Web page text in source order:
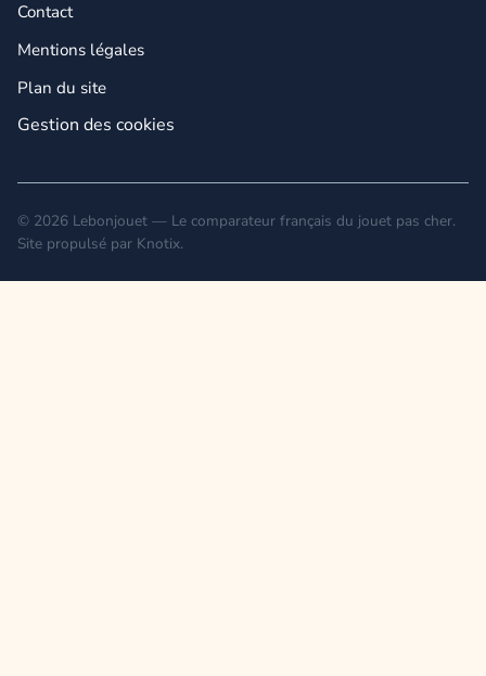
Contact
Mentions légales
Plan du site
Gestion des cookies
© 2026 Lebonjouet — Le comparateur français du jouet pas cher.
Site propulsé par Knotix.